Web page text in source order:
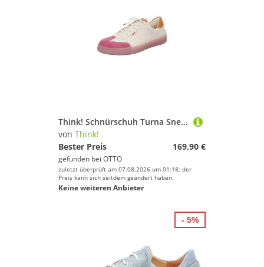
Think! Schnürschuh Turna Sneaker
von Think!
Bester Preis
169,90 €
gefunden bei OTTO
zuletzt überprüft am 07.08.2026 um 01:18; der
Preis kann sich seitdem geändert haben.
Keine weiteren Anbieter
- 5%